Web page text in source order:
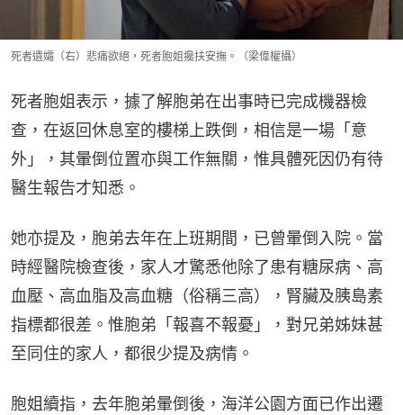
死者遺孀（右）悲痛欲絕，死者胞姐攙扶安撫。（梁偉權攝）
死者胞姐表示，據了解胞弟在出事時已完成機器檢
查，在返回休息室的樓梯上跌倒，相信是一場「意
外」，其暈倒位置亦與工作無關，惟具體死因仍有待
醫生報告才知悉。
她亦提及，胞弟去年在上班期間，已曾暈倒入院。當
時經醫院檢查後，家人才驚悉他除了患有糖尿病、高
血壓、高血脂及高血糖（俗稱三高），腎臟及胰島素
指標都很差。惟胞弟「報喜不報憂」，對兄弟姊妹甚
至同住的家人，都很少提及病情。
胞姐續指，去年胞弟暈倒後，海洋公園方面已作出遷